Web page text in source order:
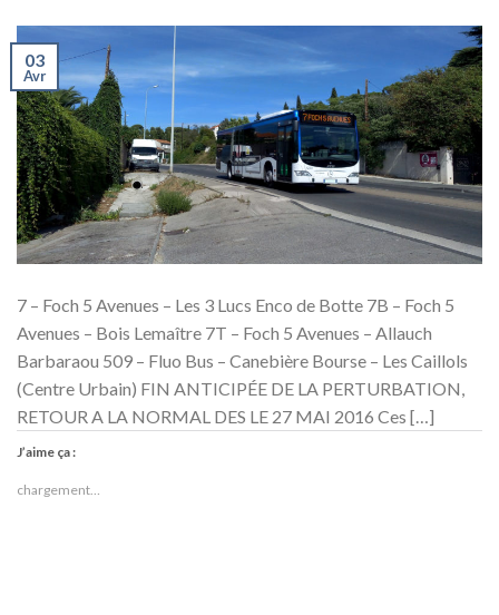
03
Avr
7 – Foch 5 Avenues – Les 3 Lucs Enco de Botte 7B – Foch 5
Avenues – Bois Lemaître 7T – Foch 5 Avenues – Allauch
Barbaraou 509 – Fluo Bus – Canebière Bourse – Les Caillols
(Centre Urbain) FIN ANTICIPÉE DE LA PERTURBATION,
RETOUR A LA NORMAL DES LE 27 MAI 2016 Ces […]
J’aime ça :
chargement…